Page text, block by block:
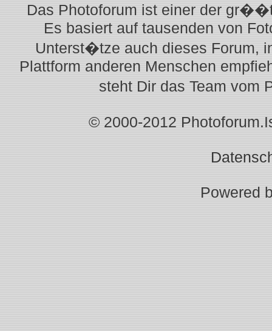
Das Photoforum ist einer der
Es basiert auf tausenden von
Unterst�tze auch dieses Forum,
Plattform anderen Menschen
steht Dir das Team vom
© 2000-2012
Powered